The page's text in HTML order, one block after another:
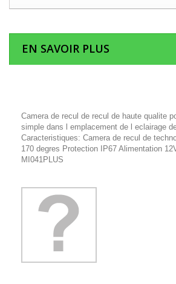
EN SAVOIR PLUS
Camera de recul de recul de haute qualite
simple dans l emplacement de l eclairage
Caracteristiques: Camera de recul de
170 degres Protection IP67 Alimentation
MI041PLUS